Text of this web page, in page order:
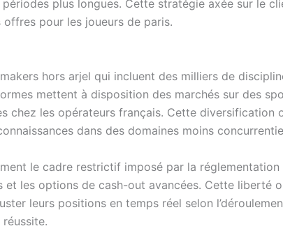
plus longues. Cette stratégie axée sur le
pour les joueurs de paris.
hors arjel qui incluent des milliers de
mettent à disposition des marchés sur des
chez les opérateurs français. Cette diversification
dans des domaines moins
le cadre restrictif imposé par la réglementation
les options de cash-out avancées. Cette liberté
leurs positions en temps réel selon